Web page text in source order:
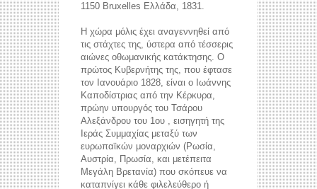
1150 Bruxelles Ελλάδα, 1831.
Η χώρα μόλις έχει αναγεννηθεί από
τις στάχτες της, ύστερα από τέσσερις
αιώνες οθωμανικής κατάκτησης. Ο
πρώτος Κυβερνήτης της, που έφτασε
τον Ιανουάριο 1828, είναι ο Ιωάννης
Καποδίστριας από την Κέρκυρα,
πρώην υπουργός του Τσάρου
Αλεξάνδρου του 1ου , εισηγητή της
Ιεράς Συμμαχίας μεταξύ των
ευρωπαϊκών μοναρχιών (Ρωσία,
Αυστρία, Πρωσία, και μετέπειτα
Μεγάλη Βρετανία) που σκόπευε να
καταπνίγει κάθε φιλελεύθερο ή